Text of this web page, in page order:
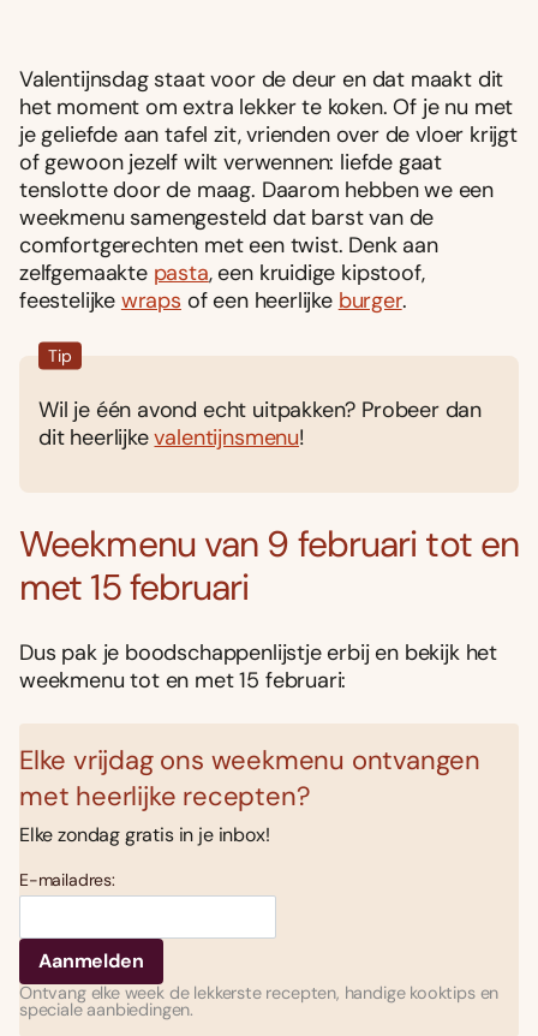
Valentijnsdag staat voor de deur en dat maakt dit
het moment om extra lekker te koken. Of je nu met
je geliefde aan tafel zit, vrienden over de vloer krijgt
of gewoon jezelf wilt verwennen: liefde gaat
tenslotte door de maag. Daarom hebben we een
weekmenu samengesteld dat barst van de
comfortgerechten met een twist. Denk aan
zelfgemaakte pasta, een kruidige kipstoof,
feestelijke wraps of een heerlijke burger.
Tip
Wil je één avond echt uitpakken? Probeer dan
dit heerlijkevalentijnsmenu!
Weekmenu van 9 februari tot en
met 15 februari
Dus pak je boodschappenlijstje erbij en bekijk het
weekmenu tot en met 15 februari:
Elke vrijdag ons weekmenu ontvangen
met heerlijke recepten?
Elke zondag gratis in je inbox!
E-mailadres:
Ontvang elke week de lekkerste recepten, handige kooktips en
speciale aanbiedingen.